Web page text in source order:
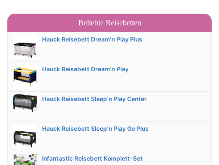
Beliebte Reisebetten
Hauck Reisebett Dream’n Play Plus
Hauck Reisebett Dream’n Play
Hauck Reisebett Sleep’n Play Center
Hauck Reisebett Sleep’n Play Go Plus
Infantastic Reisebett Komplett-Set